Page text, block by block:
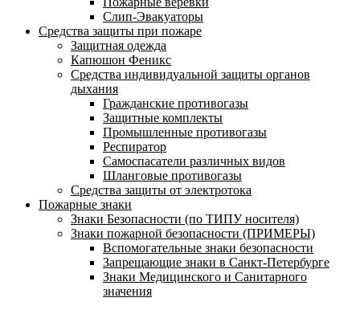
Слип-Эвакуаторы
Средства защиты при пожаре
Защитная одежда
Капюшон Феникс
Средства индивидуальной защиты органов
дыхания
Гражданские противогазы
Защитные комплекты
Промышленные противогазы
Респиратор
Самоспасатели различных видов
Шланговые противогазы
Средства защиты от электротока
Пожарные знаки
Знаки Безопасности (по ТИПУ носителя)
Знаки пожарной безопасности (ПРИМЕРЫ)
Вспомогательные знаки безопасности
Запрещающие знаки в Санкт-Петербурге
Знаки Медицинского и Санитарного
значения